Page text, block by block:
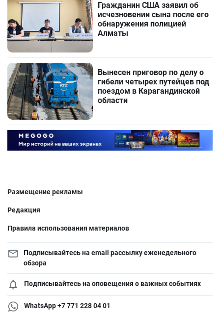
Гражданин США заявил об
исчезновении сына после его
обнаружения полицией
Алматы
Вынесен приговор по делу о
гибели четырех путейцев под
поездом в Карагандинской
области
Размещение рекламы
Редакция
Правила использования материалов
Подписывайтесь на email рассылку еженедельного
обзора
Подписывайтесь на оповещения о важных событиях
WhatsApp +7 771 228 04 01